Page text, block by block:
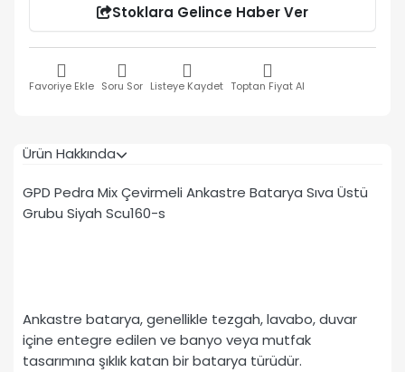
Stoklara Gelince Haber Ver
Favoriye Ekle Soru Sor Listeye Kaydet Toptan Fiyat Al
Ürün Hakkında
GPD Pedra Mix Çevirmeli Ankastre Batarya Sıva Üstü
Grubu Siyah Scu160-s
Ankastre batarya, genellikle tezgah, lavabo, duvar
içine entegre edilen ve banyo veya mutfak
tasarımına şıklık katan bir batarya türüdür.